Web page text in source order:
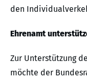
den
Ehrenamt
Zur Unterstützung
möchte der